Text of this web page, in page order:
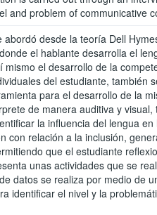
and problem of communicative
abordó desde la teoría Dell
el hablante desarrolla el
mismo el desarrollo de la
del estudiante, también
para el desarrollo de la
de manera auditiva y
la influencia del lengua
con relación a la inclusión,
que el estudiante
unas actividades que se
datos se realiza por medio de
identificar el nivel y la